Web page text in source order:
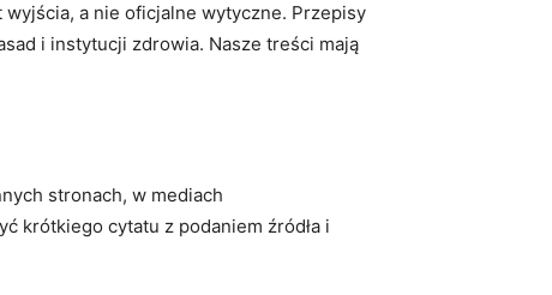
a nie oficjalne wytyczne. Przepisy
i instytucji zdrowia. Nasze treści mają
stronach, w mediach
krótkiego cytatu z podaniem źródła i